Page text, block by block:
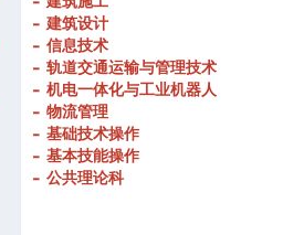
-建筑设计
- 信息技术
- 轨道交通运输与管理技术
- 机电一体化与工业机器人
- 物流管理
- 基础技术操作
- 基本技能操作
- 公共理论科